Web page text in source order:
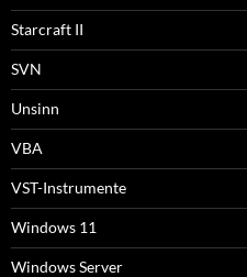
Starcraft II
SVN
Unsinn
VBA
VST-Instrumente
Windows 11
Windows Server